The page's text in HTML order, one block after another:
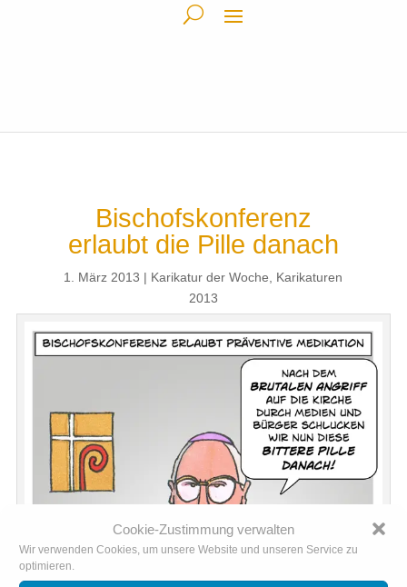
Cookie-Zustimmung verwalten
Wir verwenden Cookies, um unsere Website und unseren Service zu
optimieren.
Bischofskonferenz
erlaubt die Pille danach
1. März 2013 Karikatur der Woche
Karikaturen
2013